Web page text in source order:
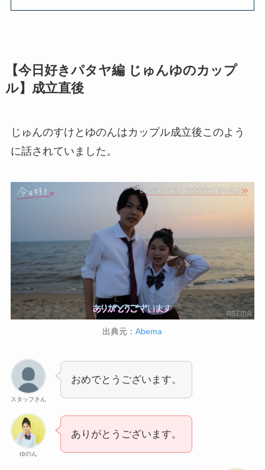
【今日好きパタヤ編 じゅんゆのカップ
ル】成立直後
じゅんのすけとゆのんはカップル成立後このよう
に話されていました。
出典元：Abema
スタッフさん
おめでとうございます。
ゆのん
ありがとうございます。